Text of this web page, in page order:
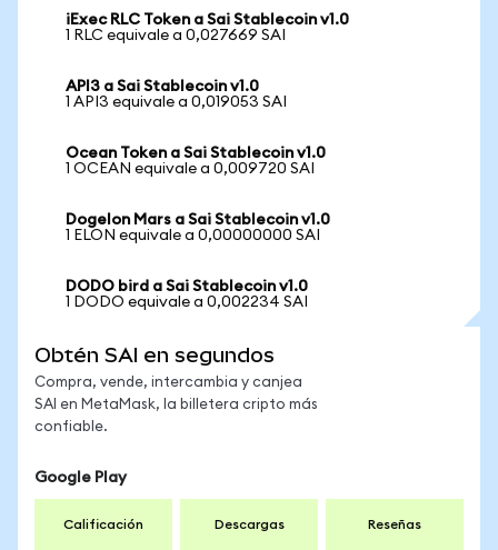
iExec RLC Token a Sai Stablecoin v1.0
1 RLC equivale a 0,027669 SAI
API3 a Sai Stablecoin v1.0
1 API3 equivale a 0,019053 SAI
Ocean Token a Sai Stablecoin v1.0
1 OCEAN equivale a 0,009720 SAI
Dogelon Mars a Sai Stablecoin v1.0
1 ELON equivale a 0,00000000 SAI
DODO bird a Sai Stablecoin v1.0
1 DODO equivale a 0,002234 SAI
Obtén SAI en segundos
Compra, vende, intercambia y canjea
SAI en MetaMask, la billetera cripto más
confiable.
Google Play
Calificación Descargas Reseñas